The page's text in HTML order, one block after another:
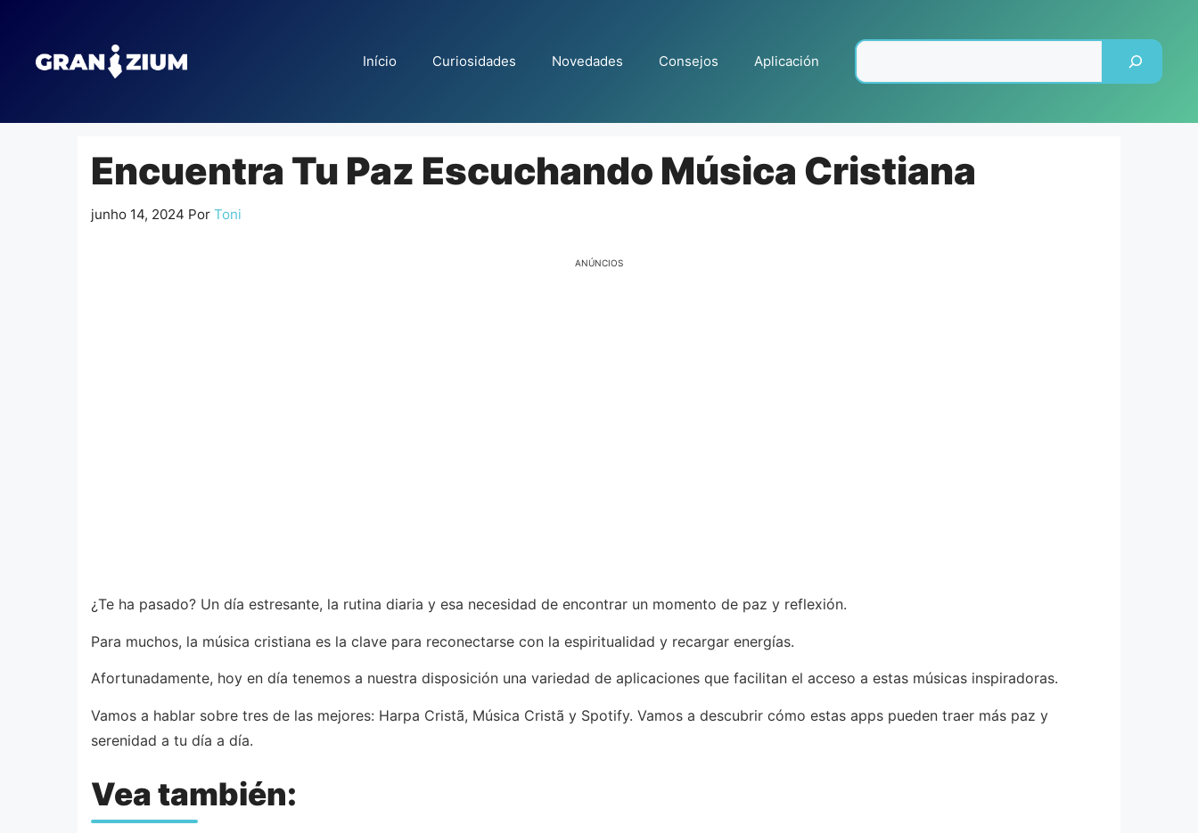
Início Curiosidades Novedades Consejos Aplicación
Encuentra Tu Paz Escuchando Música Cristiana
junho 14, 2024 Por Toni
ANÚNCIOS
¿Te ha pasado? Un día estresante, la rutina diaria y esa necesidad de encontrar un momento de paz y reflexión.
Para muchos, la música cristiana es la clave para reconectarse con la espiritualidad y recargar energías.
Afortunadamente, hoy en día tenemos a nuestra disposición una variedad de aplicaciones que facilitan el acceso a estas músicas inspiradoras.
Vamos a hablar sobre tres de las mejores: Harpa Cristã, Música Cristã y Spotify. Vamos a descubrir cómo estas apps pueden traer más paz y
serenidad a tu día a día.
Vea también: